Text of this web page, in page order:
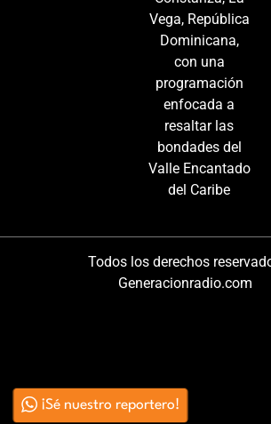
Vega, República
Dominicana,
con una
programación
enfocada a
resaltar las
bondades del
Valle Encantado
del Caribe
Todos los derechos
Generacionradio.com
¡Sé nuestro reportero!